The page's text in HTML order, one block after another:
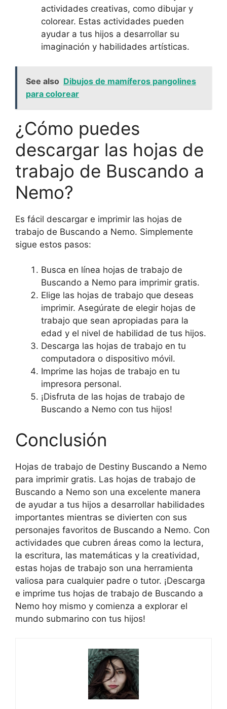
actividades creativas, como dibujar y
colorear. Estas actividades pueden
ayudar a tus hijos a desarrollar su
imaginación y habilidades artísticas.
See also Dibujos de mamíferos pangolines
para colorear
¿Cómo puedes
descargar las hojas de
trabajo de Buscando a
Nemo?
Es fácil descargar e imprimir las hojas de
trabajo de Buscando a Nemo. Simplemente
sigue estos pasos:
Busca en línea hojas de trabajo de
Buscando a Nemo para imprimir gratis.
Elige las hojas de trabajo que deseas
imprimir. Asegúrate de elegir hojas de
trabajo que sean apropiadas para la
edad y el nivel de habilidad de tus hijos.
Descarga las hojas de trabajo en tu
computadora o dispositivo móvil.
Imprime las hojas de trabajo en tu
impresora personal.
¡Disfruta de las hojas de trabajo de
Buscando a Nemo con tus hijos!
Conclusión
Hojas de trabajo de Destiny Buscando a Nemo
para imprimir gratis. Las hojas de trabajo de
Buscando a Nemo son una excelente manera
de ayudar a tus hijos a desarrollar habilidades
importantes mientras se divierten con sus
personajes favoritos de Buscando a Nemo. Con
actividades que cubren áreas como la lectura,
la escritura, las matemáticas y la creatividad,
estas hojas de trabajo son una herramienta
valiosa para cualquier padre o tutor. ¡Descarga
e imprime tus hojas de trabajo de Buscando a
Nemo hoy mismo y comienza a explorar el
mundo submarino con tus hijos!